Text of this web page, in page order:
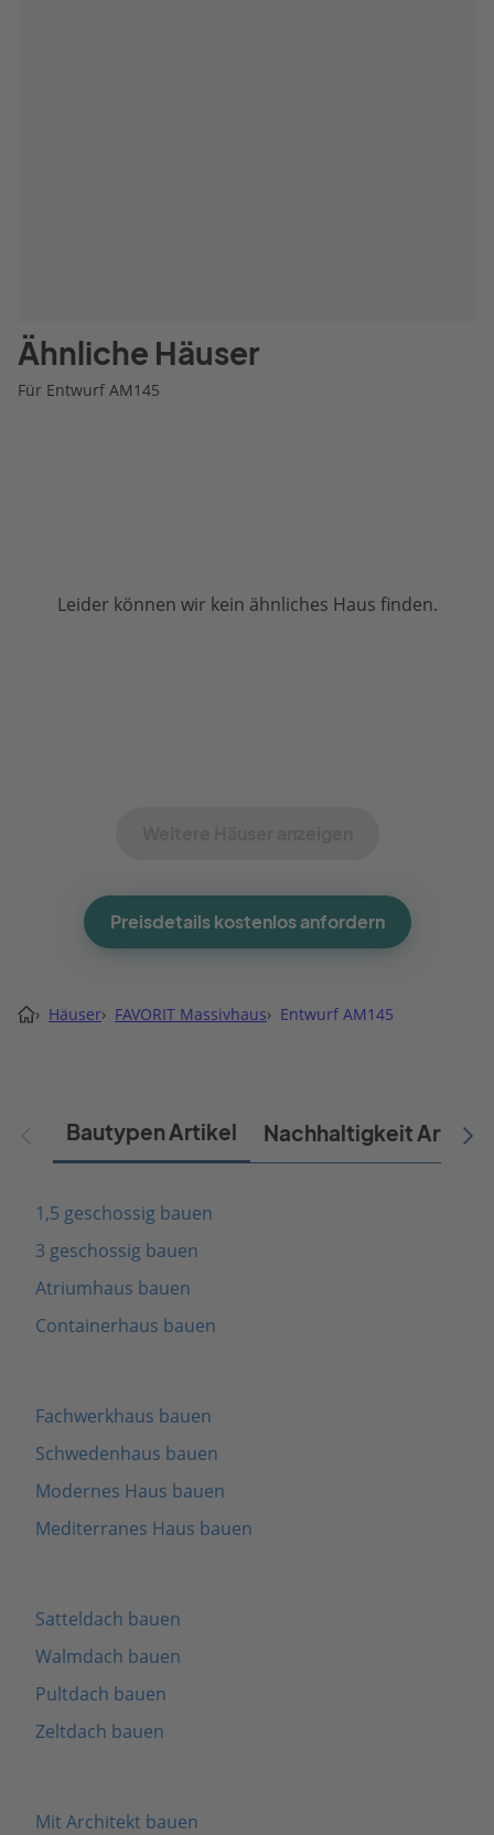
Ähnliche Häuser
Für Entwurf AM145
Leider können wir kein ähnliches Haus finden.
Preisdetails kostenlos anfordern
› Häuser› FAVORIT Massivhaus› Entwurf AM145
Bautypen Artikel Nachhaltigkeit Artikel
1,5 geschossig bauen
3 geschossig bauen
Atriumhaus bauen
Containerhaus bauen
Fachwerkhaus bauen
Schwedenhaus bauen
Modernes Haus bauen
Mediterranes Haus bauen
Satteldach bauen
Walmdach bauen
Pultdach bauen
Zeltdach bauen
Mit Architekt bauen